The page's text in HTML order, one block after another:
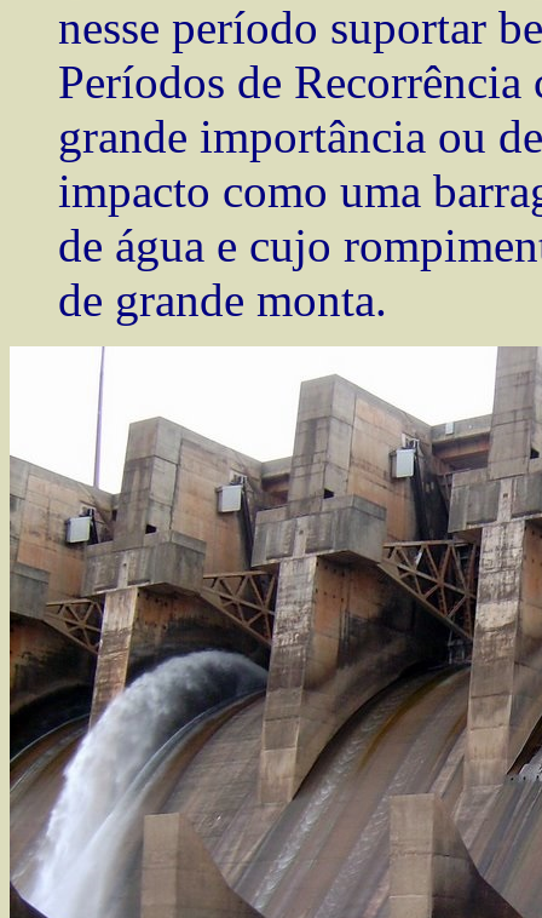
nesse período suportar
Períodos de Recorrência
grande importância ou
impacto como uma
de água e cujo
de grande monta.